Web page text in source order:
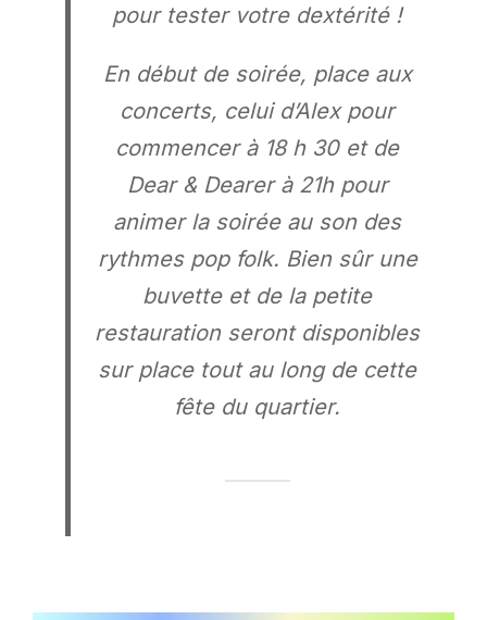
pour tester votre dextérité !
En début de soirée, place aux
concerts, celui d’Alex pour
commencer à 18 h 30 et de
Dear & Dearer à 21h pour
animer la soirée au son des
rythmes pop folk. Bien sûr une
buvette et de la petite
restauration seront disponibles
sur place tout au long de cette
fête du quartier.